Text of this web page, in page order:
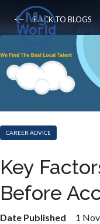
BACK TO BLOGS
CAREER ADVICE
Key
Before
Date Published
1